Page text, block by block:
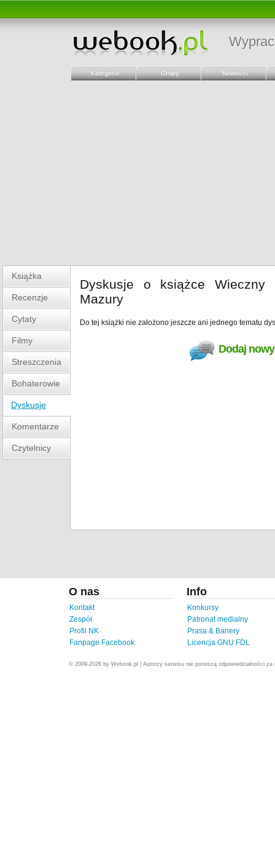
Kategorie Grupy Nowości
Książka
Recenzje
Cytaty
Filmy
Streszczenia
Bohaterowie
Dyskusje
Komentarze
Czytelnicy
Dyskusje o książce Wieczny
Mazury
Do tej książki nie założono jeszcze ani jednego tematu
Dodaj
O nas
Kontakt
Zespół
Profil NK
Fanpage Facebook
Info
Konkursy
Patronat medialny
Prasa & Banery
Licencja GNU FDL
© 2009-2026 by Webook.pl | Autorzy serwisu nie ponoszą odpowiedzialności